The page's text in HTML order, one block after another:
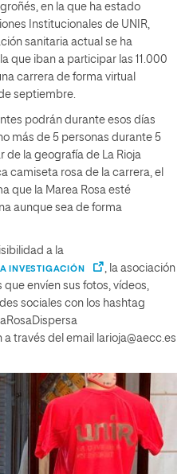
en la que ha estado
Institucionales de UNIR,
sanitaria actual se ha
que iban a participar las 11.000
carrera de forma virtual
septiembre.
podrán durante esos días
más de 5 personas durante 5
de la geografía de La Rioja
camiseta rosa de la carrera, el
que la Marea Rosa esté
aunque sea de forma
a la
INVESTIGACIÓN
, la asociación
envíen sus fotos, vídeos,
sociales con los hashtag
través del email larioja@aecc.es